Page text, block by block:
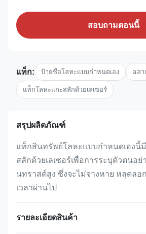
สอบถามตอนนี้
แท็ก: ป้ายชื่อโลหะแบบกำหนดเอง ฉลา
แท็กโลหะแกะสลักด้วยเลเซอร์
สรุปผลิตภัณฑ์
แท็กสินทรัพย์โลหะแบบกำหนดเองนี้
สลักด้วยเลเซอร์เพื่อการระบุตัวตนอ
นทราสต์สูง ซึ่งจะไม่จางหาย หลุดลอ
เวลาผ่านไป
รายละเอียดสินค้า